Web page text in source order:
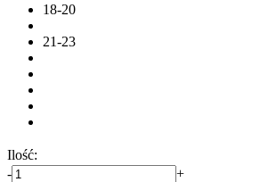
18-20
21-23
Ilość:
-
+